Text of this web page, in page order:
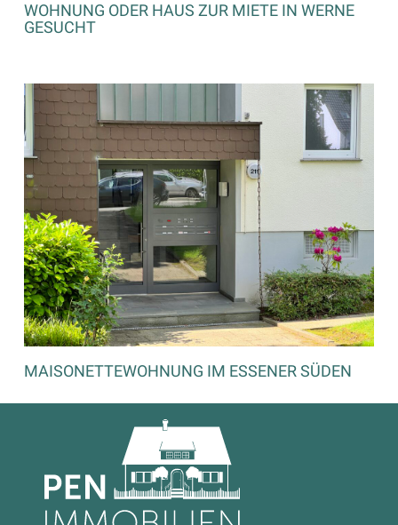
WOHNUNG ODER HAUS ZUR MIETE IN WERNE
GESUCHT
MAISONETTEWOHNUNG IM ESSENER SÜDEN